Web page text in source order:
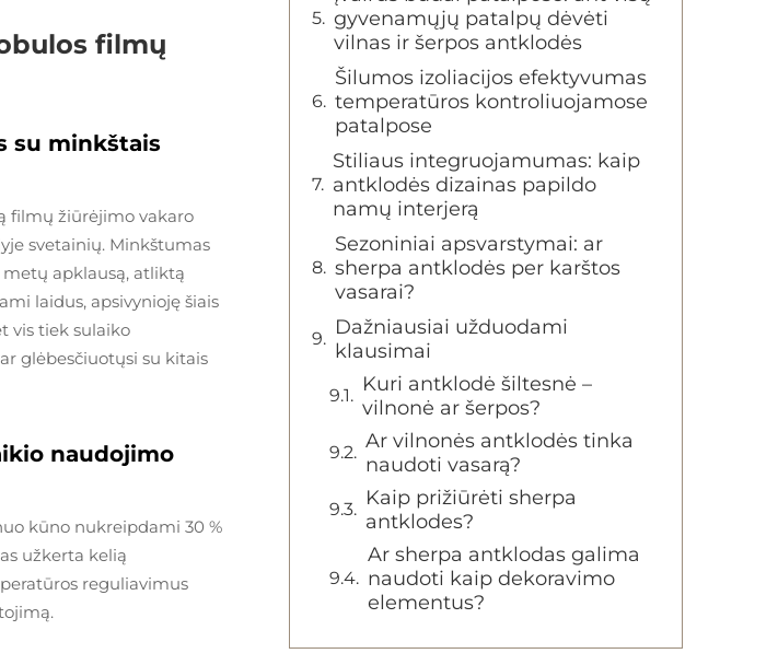
filmų
su minkštais
filmų žiūrėjimo vakaro
svetainių. Minkštumas
apklausą, atliktą
laidus, apsivynioję šiais
vis tiek sulaiko
glėbesčiuotųsi su kitais
naudojimo
kūno nukreipdami 30 %
užkerta kelią
reguliavimus
gyvenamųjų patalpų dėvėti
vilnas ir šerpos antklodės
Šilumos izoliacijos efektyvumas
temperatūros kontroliuojamose
patalpose
Stiliaus integruojamumas: kaip
antklodės dizainas papildo
namų interjerą
Sezoniniai apsvarstymai: ar
sherpa antklodės per karštos
vasarai?
Dažniausiai užduodami
klausimai
Kuri antklodė šiltesnė –
vilnonė ar šerpos?
Ar vilnonės antklodės tinka
naudoti vasarą?
Kaip prižiūrėti sherpa
antklodes?
Ar sherpa antklodas galima
naudoti kaip dekoravimo
elementus?